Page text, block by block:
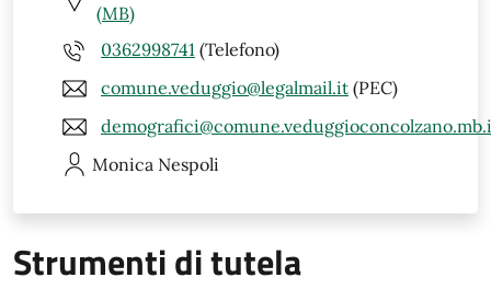
(MB)
0362998741 (Telefono)
comune.veduggio@legalmail.it (PEC)
Monica Nespoli
Strumenti di tutela